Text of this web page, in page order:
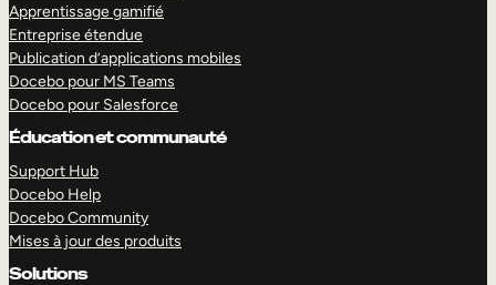
Apprentissage gamifié
Entreprise étendue
Publication d’applications mobiles
Docebo pour MS Teams
Docebo pour Salesforce
Éducation et communauté
Support Hub
Docebo Help
Docebo Community
Mises à jour des produits
Solutions